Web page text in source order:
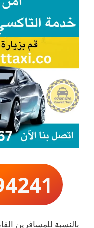
بالنسبة للمسافرين